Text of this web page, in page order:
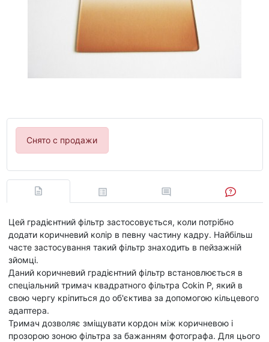
Снято с продажи
Цей градієнтний фільтр застосовується, коли потрібно
додати коричневий колір в певну частину кадру. Найбільш
часте застосування такий фільтр знаходить в пейзажній
зйомці.
Даний коричневий градієнтний фільтр встановлюється в
спеціальний тримач квадратного фільтра Cokin P, який в
свою чергу кріпиться до об'єктива за допомогою кільцевого
адаптера.
Тримач дозволяє зміщувати кордон між коричневою і
прозорою зоною фільтра за бажанням фотографа. Для цього